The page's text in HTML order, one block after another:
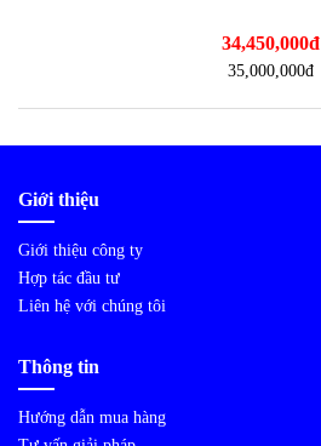
34,450,000đ
35,000,000đ
24,300,000đ
24,700,000đ
Giới thiệu
Giới thiệu công ty
Hợp tác đầu tư
Liên hệ với chúng tôi
Thông tin
Hướng dẫn mua hàng